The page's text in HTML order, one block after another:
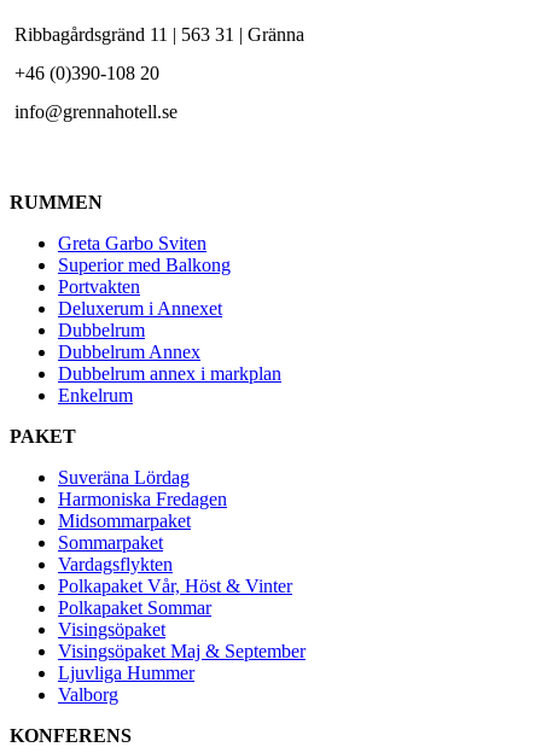
Ribbagårdsgränd 11 | 563 31 | Gränna
+46 (0)390-108 20
info@grennahotell.se
RUMMEN
Greta Garbo Sviten
Superior med Balkong
Portvakten
Deluxerum i Annexet
Dubbelrum
Dubbelrum Annex
Dubbelrum annex i markplan
Enkelrum
PAKET
Suveräna Lördag
Harmoniska Fredagen
Midsommarpaket
Sommarpaket
Vardagsflykten
Polkapaket Vår, Höst & Vinter
Polkapaket Sommar
Visingsöpaket
Visingsöpaket Maj & September
Ljuvliga Hummer
Valborg
KONFERENS